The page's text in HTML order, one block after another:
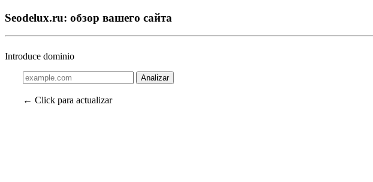
Seodelux.ru: обзор вашего сайта
Introduce dominio
Analizar
← Click para actualizar